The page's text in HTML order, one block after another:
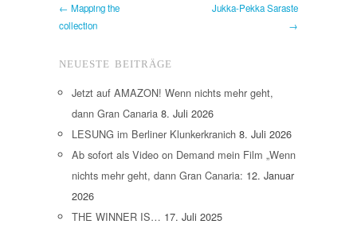
← Mapping the
collection
Jukka-Pekka Saraste
→
NEUESTE BEITRÄGE
Jetzt auf AMAZON! Wenn nichts mehr geht,
dann Gran Canaria 8. Juli 2026
LESUNG im Berliner Klunkerkranich 8. Juli 2026
Ab sofort als Video on Demand mein Film „Wenn
nichts mehr geht, dann Gran Canaria: 12. Januar
2026
THE WINNER IS… 17. Juli 2025